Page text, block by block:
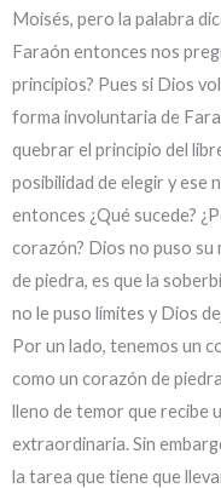
Moisés, pero la palabra
Faraón entonces nos
principios? Pues si Dios
forma involuntaria de
quebrar el principio del
posibilidad de elegir y ese
entonces ¿Qué sucede?
corazón? Dios no puso su
de piedra, es que la
no le puso límites y Dios
Por un lado, tenemos un
como un corazón de
lleno de temor que recibe
extraordinaria. Sin
la tarea que tiene que